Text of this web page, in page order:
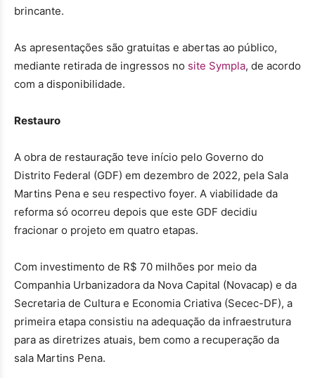
brincante.
As apresentações são gratuitas e abertas ao público,
mediante retirada de ingressos no site Sympla, de acordo
com a disponibilidade.
Restauro
A obra de restauração teve início pelo Governo do
Distrito Federal (GDF) em dezembro de 2022, pela Sala
Martins Pena e seu respectivo foyer. A viabilidade da
reforma só ocorreu depois que este GDF decidiu
fracionar o projeto em quatro etapas.
Com investimento de R$ 70 milhões por meio da
Companhia Urbanizadora da Nova Capital (Novacap) e da
Secretaria de Cultura e Economia Criativa (Secec-DF), a
primeira etapa consistiu na adequação da infraestrutura
para as diretrizes atuais, bem como a recuperação da
sala Martins Pena.